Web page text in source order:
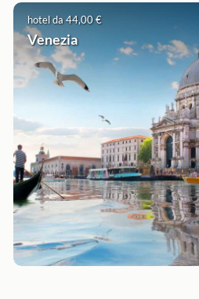
hotel da 44,00 €
Venezia